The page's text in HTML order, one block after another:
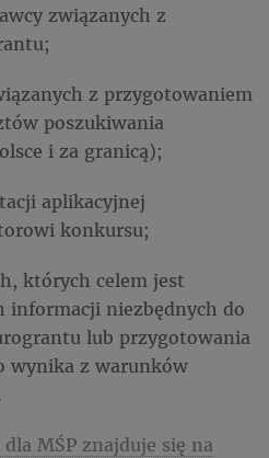
związanych z
z przygotowaniem
poszukiwania
i za granicą);
aplikacyjnej
konkursu;
których celem jest
informacji niezbędnych do
lub przygotowania
wynika z warunków
MŚP znajduje się na